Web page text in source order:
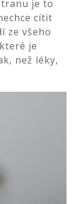
je to
cítit
ze všeho
je
než léky,